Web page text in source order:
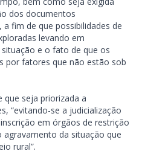
dos documentos
fim de que possibilidades de
levando em
e o fato de que os
por fatores que não estão sob
que seja priorizada a
“evitando-se a judicialização
em órgãos de restrição
da situação que
rural”.